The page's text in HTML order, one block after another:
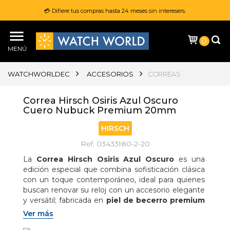
💳 Difiere tus compras hasta 24 meses sin interesers.
MENÚ
0
WATCHWORLDEC ACCESORIOS CORREAS
Correa Hirsch Osiris Azul Oscuro
Cuero Nubuck Premium 20mm
HIRSCH
Ref. 03433180-2-20
La Correa Hirsch Osiris Azul Oscuro es una
edición especial que combina sofisticación clásica
con un toque contemporáneo, ideal para quienes
buscan renovar su reloj con un accesorio elegante
y versátil; fabricada en piel de becerro premium
con efecto nubuck
aterciopelada que brinda una sensación
Ver más